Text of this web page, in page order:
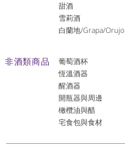
​甜酒
雪莉酒
白蘭地/Grapa/Orujo
非酒類商品
葡萄酒杯
恆溫酒器
醒酒器
開瓶器與周邊
橄欖油與醋
宅食包與食材